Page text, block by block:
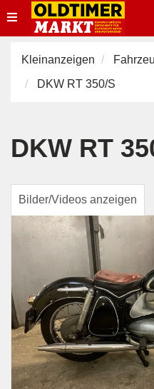
Toggle
navigation
Kleinanzeigen
DKW RT 350/S
DKW RT
Bilder/Videos anzeigen